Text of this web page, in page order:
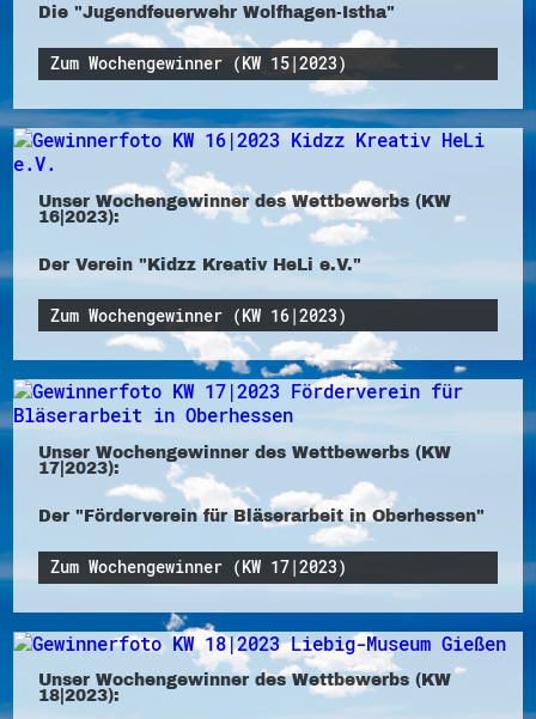
Die "Jugendfeuerwehr Wolfhagen-Istha"
Zum Wochengewinner (KW 15|2023)
Unser Wochengewinner des Wettbewerbs (KW
16|2023):
Der Verein "Kidzz Kreativ HeLi e.V."
Zum Wochengewinner (KW 16|2023)
Unser Wochengewinner des Wettbewerbs (KW
17|2023):
Der "Förderverein für Bläserarbeit in Oberhessen"
Zum Wochengewinner (KW 17|2023)
Unser Wochengewinner des Wettbewerbs (KW
18|2023):